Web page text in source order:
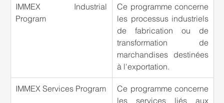
IMMEX Industrial
Program
Ce programme concerne
les processus industriels
de fabrication ou de
transformation de
marchandises destinées
à l'exportation.
IMMEX Services Program
Ce programme concerne
les services liés aux